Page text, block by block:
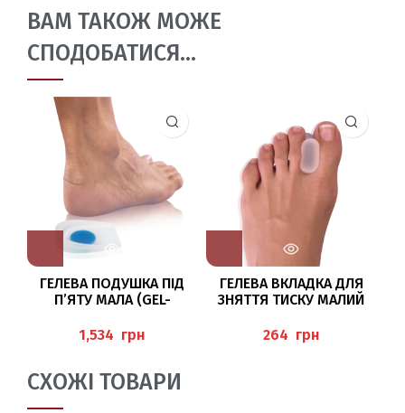
ВАМ ТАКОЖ МОЖЕ
СПОДОБАТИСЯ…
ГЕЛЕВА ПОДУШКА ПІД
П’ЯТУ МАЛА (GEL-
PEDIBAEHR
грн
ГЕЛЕВА ВКЛАДКА ДЛЯ
ЗНЯТТЯ ТИСКУ МАЛИЙ
PEDIBAEHR
грн
СХОЖІ ТОВАРИ